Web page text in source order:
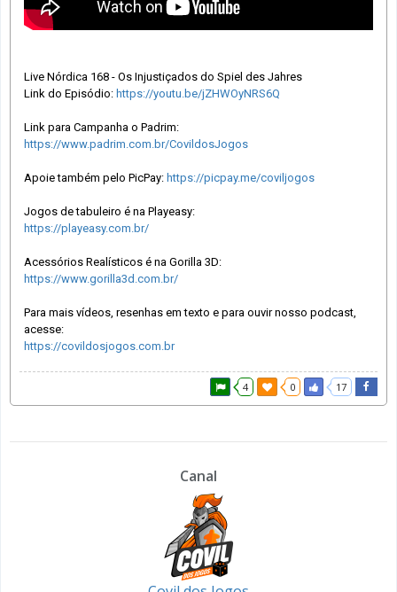
Live Nórdica 168 - Os Injustiçados do Spiel des Jahres
Link do Episódio: https://youtu.be/jZHWOyNRS6Q
Link para Campanha o Padrim:
https://www.padrim.com.br/CovildosJogos
Apoie também pelo PicPay: https://picpay.me/coviljogos
Jogos de tabuleiro é na Playeasy:
https://playeasy.com.br/
Acessórios Realísticos é na Gorilla 3D:
https://www.gorilla3d.com.br/
Para mais vídeos, resenhas em texto e para ouvir nosso podcast,
acesse:
https://covildosjogos.com.br
4 0 17
Canal